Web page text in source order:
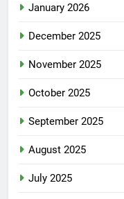
January 2026
December 2025
November 2025
October 2025
September 2025
August 2025
July 2025